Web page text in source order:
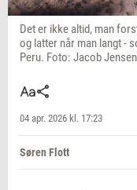
Det er ikke altid, man
og latter når man langt -
Peru. Foto: Jacob
04 apr. 2026 kl. 17:23
Søren Flott